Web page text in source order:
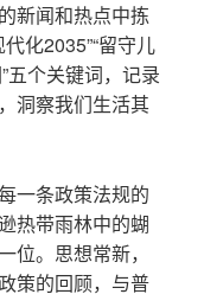
新闻和热点中拣
化2035”“留守儿
五个关键词，记录
洞察我们生活其
一条政策法规的
热带雨林中的蝴
位。思想常新，
策的回顾，与普